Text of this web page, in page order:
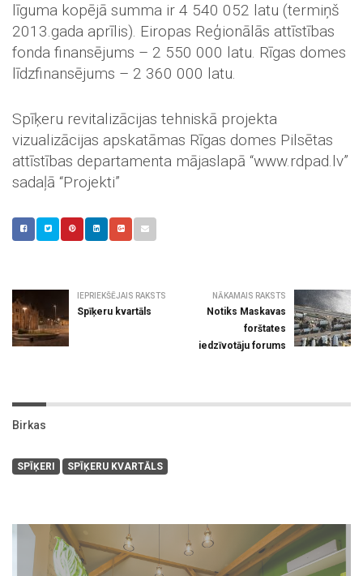
līguma kopējā summa ir 4 540 052 latu (termiņš
2013.gada aprīlis). Eiropas Reģionālās attīstības
fonda finansējums – 2 550 000 latu. Rīgas domes
līdzfinansējums – 2 360 000 latu.
Spīķeru revitalizācijas tehniskā projekta
vizualizācijas apskatāmas Rīgas domes Pilsētas
attīstības departamenta mājaslapā “www.rdpad.lv”
sadaļā “Projekti”
IEPRIEKŠĒJAIS RAKSTS
Spīķeru kvartāls
NĀKAMAIS RAKSTS
Notiks Maskavas
forštates
iedzīvotāju forums
Birkas
SPĪĶERI SPĪĶERU KVARTĀLS